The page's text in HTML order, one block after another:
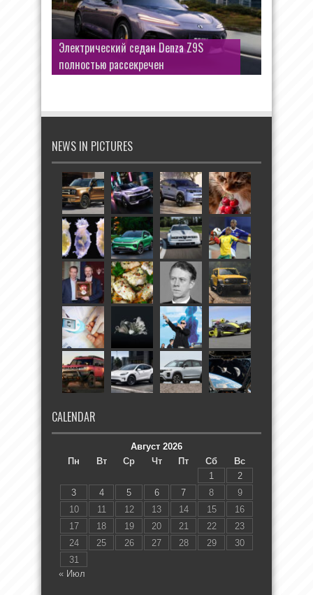
Электрический седан Denza Z9S
полностью рассекречен
NEWS IN PICTURES
CALENDAR
Август 2026
Пн
Вт Ср Чт Пт Сб
Вс
1
2
3
4 5 6 7 8
9
10
11 12 13 14 15
16
17
18 19 20 21 22
23
24
25 26 27 28 29
30
31
« Июл